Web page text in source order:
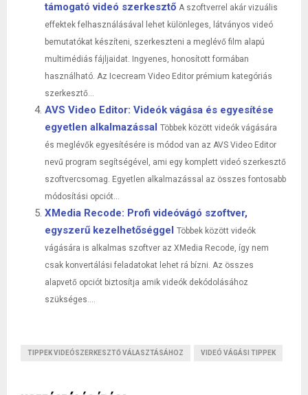
támogató videó szerkesztő A szoftverrel akár vizuális
effektek felhasználásával lehet különleges, látványos videó
bemutatókat készíteni, szerkeszteni a meglévő film alapú
multimédiás fájljaidat. Ingyenes, honosított formában
használható. Az Icecream Video Editor prémium kategóriás
szerkesztő...
AVS Video Editor: Videók vágása és egyesítése
egyetlen alkalmazással Többek között videók vágására
és meglévők egyesítésére is módod van az AVS Video Editor
nevű program segítségével, ami egy komplett videó szerkesztő
szoftvercsomag. Egyetlen alkalmazással az összes fontosabb
módosítási opciót...
XMedia Recode: Profi videóvágó szoftver,
egyszerű kezelhetőséggel Többek között videók
vágására is alkalmas szoftver az XMedia Recode, így nem
csak konvertálási feladatokat lehet rá bízni. Az összes
alapvető opciót biztosítja amik videók dekódolásához
szükséges....
TIPPEK VIDEÓSZERKESZTŐ VÁLASZTÁSÁHOZ VIDEÓ VÁGÁSI TIPPEK